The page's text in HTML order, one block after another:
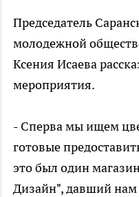
Председатель
молодежной
Ксения Исаева
мероприятия.
- Сперва мы ищем
готовые
это был один
Дизайн", давший нам